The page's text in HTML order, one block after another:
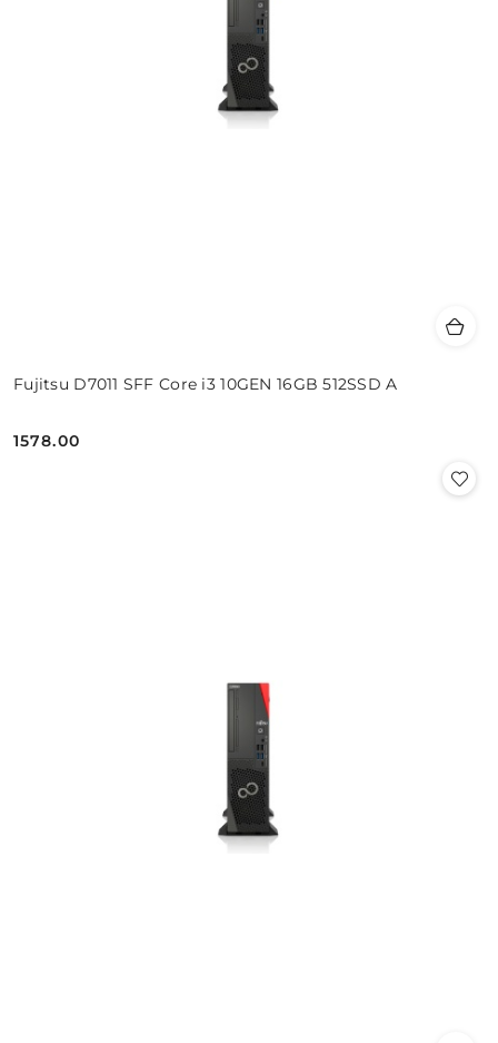
Fujitsu D7011 SFF Core i3 10GEN 16GB 512SSD A
Cena:
1578.00